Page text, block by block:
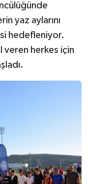
yaz aylarını
hedefleniyor.
veren herkes için